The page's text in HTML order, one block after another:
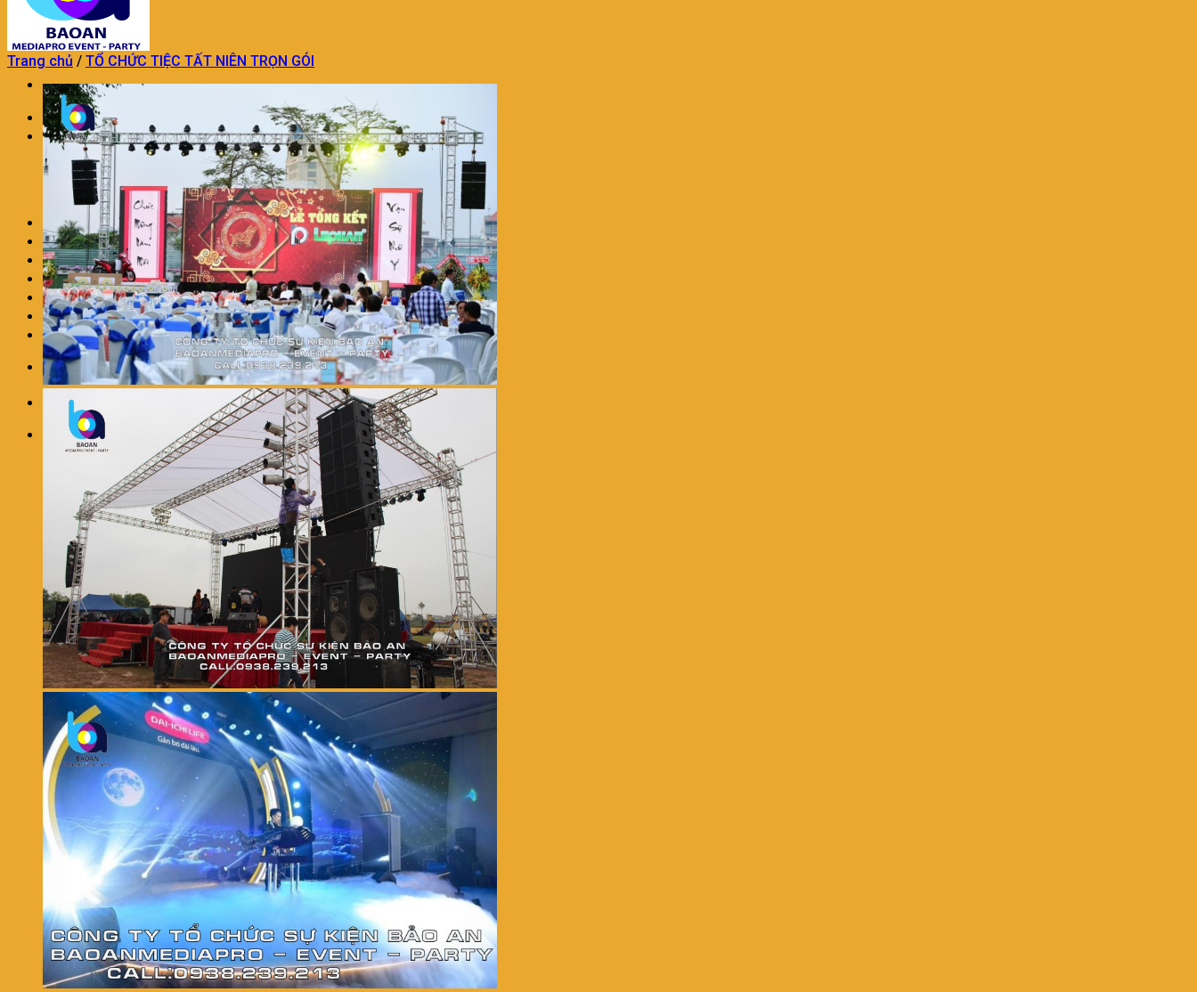
Trang chủ
TỔ CHỨC SỰ KIỆN
TỔ CHỨC SỰ KIỆN KHAI TRƯƠNG
DỊCH VỤ TỔ CHỨC SINH NHẬT
DỊCH VỤ TỔ CHỨC TRUNG THU
TỔ CHỨC SỰ KIỆN TRON GÓI KHÁC
TRANG TRÍ THÔI NÔI SINH NHẬT
DỊCH VỤ MÚA LÂN CHUYÊN NGHIỆP
DỊCH VỤ TRANG TRÍ KHAI TRƯƠNG
DỊCH VỤ NHÂN SỰ SỰ KIỆN
CHO THUÊ ÂM THANH ÁNH SÁNG
LIÊN HỆ
BÁO GIÁ
Chưa có sản phẩm trong giỏ hàng.
Trang chủ / TỔ CHỨC TIỆC TẤT NIÊN TRỌN GÓI